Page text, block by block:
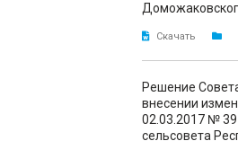
Скачать
Решение
внесении
02.03.2017 № 39
сельсовета